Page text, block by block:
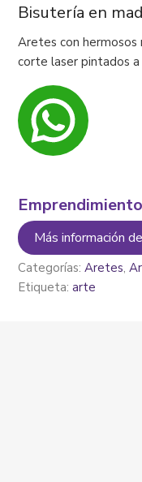
Bisutería en
Aretes con hermosos
corte laser pintados a
Más información
Categorías:Aretes,
Etiqueta:arte